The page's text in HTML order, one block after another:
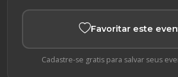
Favoritar este
Cadastre-se gratis para salvar seus